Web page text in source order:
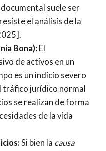
suele ser
el análisis de la
Bona): El
de activos en un
es un indicio severo
tráfico jurídico normal
se realizan de forma
de la vida
Si bien la causa